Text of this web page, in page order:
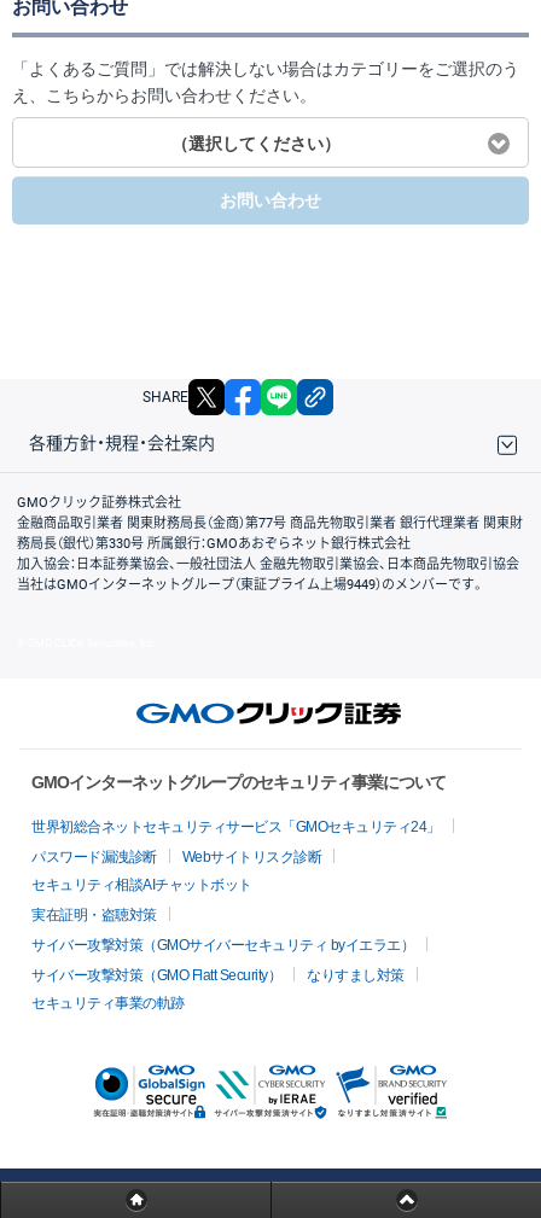
お問い合わせ
「よくあるご質問」では解決しない場合はカテゴリーをご選択のう
え、こちらからお問い合わせください。
（選択してください）
お問い合わせ
SHARE X facebook
各種方針・規程・会社案内
取引規程・約款
サイトマップ
その他のご案内
個人情報保護方針
最良執行方針
サイトのご利用について
ディスクレイマー
信託保全
リスク説明
会社案内
GMOクリック証券株式会社
金融商品取引業者 関東財務局長（金商）第77号 商品先物取引業者 銀行代理業者 関東財
務局長（銀代）第330号 所属銀行：GMOあおぞらネット銀行株式会社
加入協会：日本証券業協会、一般社団法人 金融先物取引業協会、日本商品先物取引協会
当社はGMOインターネットグループ（東証プライム上場9449）のメンバーです。
GMOインターネットグループのセキュリティ事業について
世界初総合ネットセキュリティサービス「GMOセキュリティ24」
パスワード漏洩診断
Webサイトリスク診断
セキュリティ相談AIチャットボット
実在証明・盗聴対策
サイバー攻撃対策（GMOサイバーセキュリティ byイエラエ）
サイバー攻撃対策（GMO Flatt Security）
なりすまし対策
セキュリティ事業の軌跡